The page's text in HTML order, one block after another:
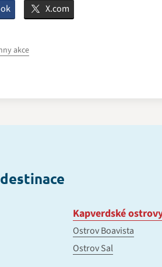
X.com
akce
Kapverdské
Ostrov Boavista
Ostrov Sal